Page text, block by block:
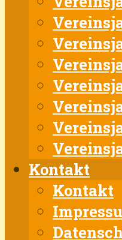
Kontakt
Kontakt